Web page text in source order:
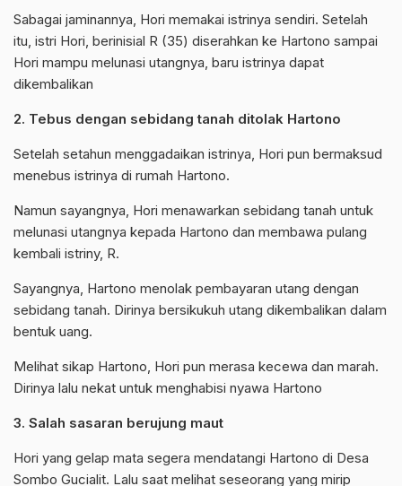
Sabagai jaminannya, Hori memakai istrinya sendiri. Setelah
itu, istri Hori, berinisial R (35) diserahkan ke Hartono sampai
Hori mampu melunasi utangnya, baru istrinya dapat
dikembalikan
2. Tebus dengan sebidang tanah ditolak Hartono
Setelah setahun menggadaikan istrinya, Hori pun bermaksud
menebus istrinya di rumah Hartono.
Namun sayangnya, Hori menawarkan sebidang tanah untuk
melunasi utangnya kepada Hartono dan membawa pulang
kembali istriny, R.
Sayangnya, Hartono menolak pembayaran utang dengan
sebidang tanah. Dirinya bersikukuh utang dikembalikan dalam
bentuk uang.
Melihat sikap Hartono, Hori pun merasa kecewa dan marah.
Dirinya lalu nekat untuk menghabisi nyawa Hartono
3. Salah sasaran berujung maut
Hori yang gelap mata segera mendatangi Hartono di Desa
Sombo Gucialit. Lalu saat melihat seseorang yang mirip